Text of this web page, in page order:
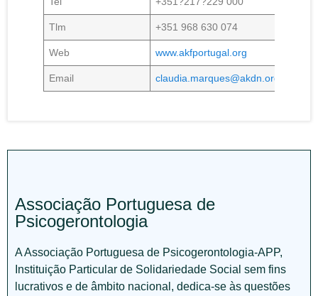
Tlm +351 968 630 074
Web www.akfportugal.org
Email claudia.marques@akdn.org
Associação Portuguesa de
Psicogerontologia
A Associação Portuguesa de Psicogerontologia-APP,
Instituição Particular de Solidariedade Social sem fins
lucrativos e de âmbito nacional, dedica-se às questões